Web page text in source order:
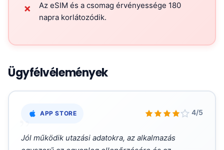
✗
Az eSIM és a csomag érvényessége 180
napra korlátozódik.
Ügyfélvélemények
APP STORE 4/5
Jól működik utazási adatokra, az alkalmazás